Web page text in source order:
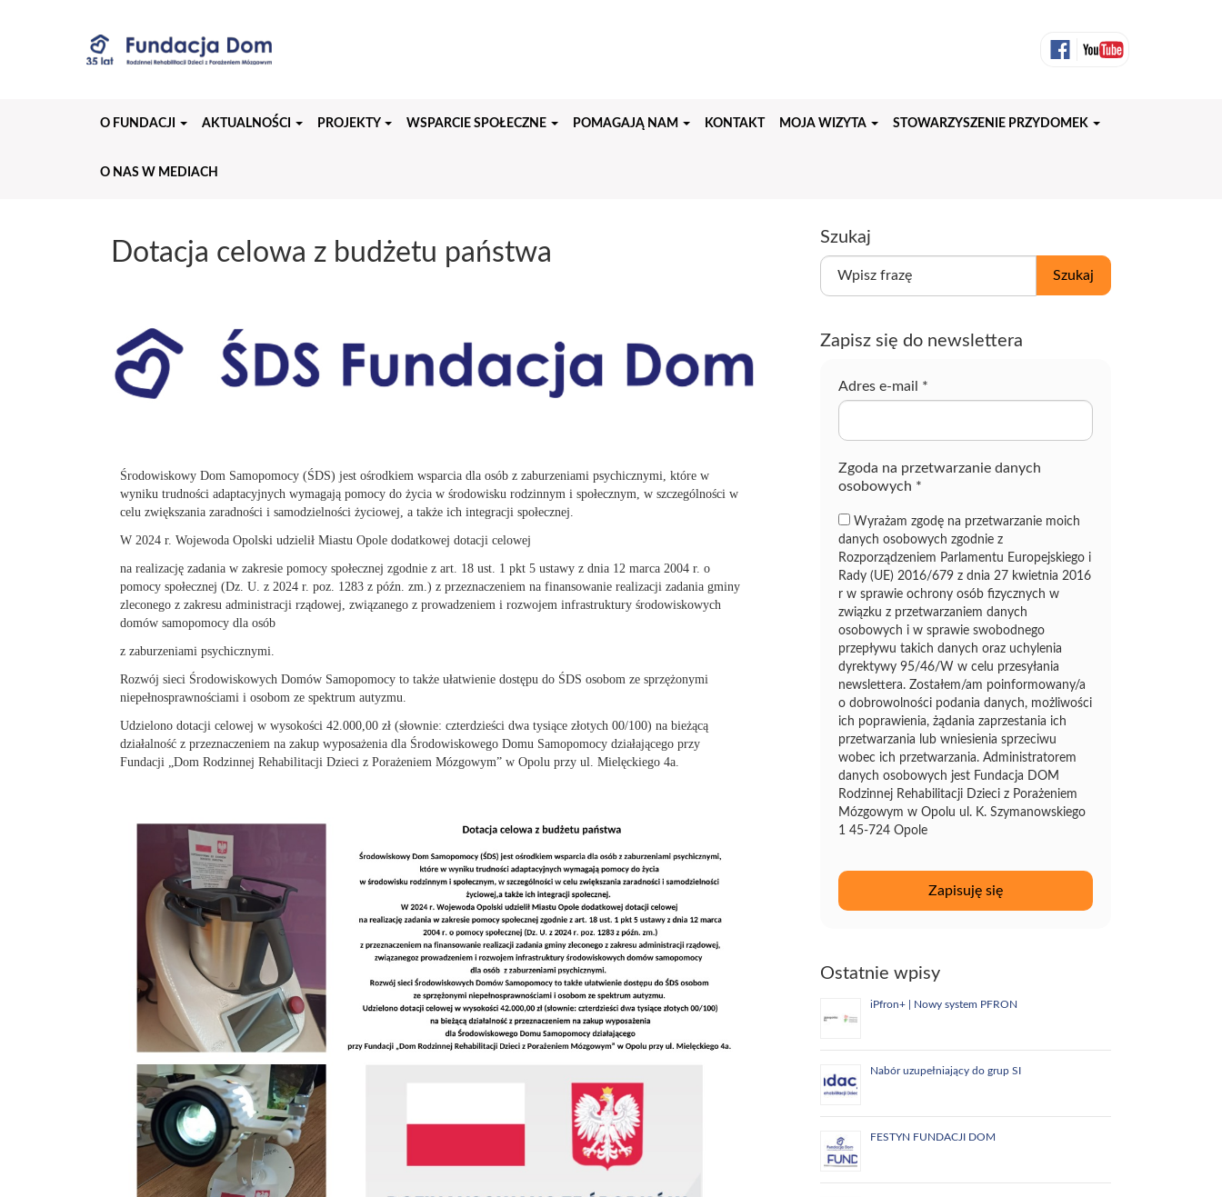
O FUNDACJI AKTUALNOŚCI PROJEKTY WSPARCIE SPOŁECZNE POMAGAJĄ NAM KONTAKT MOJA WIZYTA STOWARZYSZENIE PRZYDOMEK
O NAS W MEDIACH
Dotacja celowa z budżetu państwa
Środowiskowy Dom Samopomocy (ŚDS) jest ośrodkiem wsparcia dla osób z zaburzeniami psychicznymi, które w
wyniku trudności adaptacyjnych wymagają pomocy do życia w środowisku rodzinnym i społecznym, w szczególności w
celu zwiększania zaradności i samodzielności życiowej, a także ich integracji społecznej.
W 2024 r. Wojewoda Opolski udzielił Miastu Opole dodatkowej dotacji celowej
na realizację zadania w zakresie pomocy społecznej zgodnie z art. 18 ust. 1 pkt 5 ustawy z dnia 12 marca 2004 r. o
pomocy społecznej (Dz. U. z 2024 r. poz. 1283 z późn. zm.) z przeznaczeniem na finansowanie realizacji zadania gminy
zleconego z zakresu administracji rządowej, związanego z prowadzeniem i rozwojem infrastruktury środowiskowych
domów samopomocy dla osób
z zaburzeniami psychicznymi.
Rozwój sieci Środowiskowych Domów Samopomocy to także ułatwienie dostępu do ŚDS osobom ze sprzężonymi
niepełnosprawnościami i osobom ze spektrum autyzmu.
Udzielono dotacji celowej w wysokości 42.000,00 zł (słownie: czterdzieści dwa tysiące złotych 00/100) na bieżącą
działalność z przeznaczeniem na zakup wyposażenia dla Środowiskowego Domu Samopomocy działającego przy
Fundacji „Dom Rodzinnej Rehabilitacji Dzieci z Porażeniem Mózgowym” w Opolu przy ul. Mielęckiego 4a.
Szukaj
W
z
Szukaj
Zapisz się do newslettera
Adres e-mail *
Zgoda na przetwarzanie danych
osobowych *
Wyrażam zgodę na przetwarzanie moich
danych osobowych zgodnie z
Rozporządzeniem Parlamentu Europejskiego i
Rady (UE) 2016/679 z dnia 27 kwietnia 2016
r w sprawie ochrony osób fizycznych w
związku z przetwarzaniem danych
osobowych i w sprawie swobodnego
przepływu takich danych oraz uchylenia
dyrektywy 95/46/W w celu przesyłania
newslettera. Zostałem/am poinformowany/a
o dobrowolności podania danych, możliwości
ich poprawienia, żądania zaprzestania ich
przetwarzania lub wniesienia sprzeciwu
wobec ich przetwarzania. Administratorem
danych osobowych jest Fundacja DOM
Rodzinnej Rehabilitacji Dzieci z Porażeniem
Mózgowym w Opolu ul. K. Szymanowskiego
1 45-724 Opole
Ostatnie wpisy
iPfron+ | Nowy system PFRON
Nabór uzupełniający do grup SI
FESTYN FUNDACJI DOM